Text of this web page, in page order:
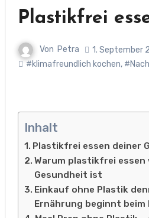
Plastikfrei
Von Petra
1. September
#klimafreundlich kochen,
Inhalt
Plastikfrei essen deiner
Warum plastikfrei
Gesundheit ist
Einkauf ohne Plastik
Ernährung beginnt beim